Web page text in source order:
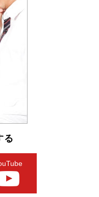
？ 「天
国王の第
新作どち
もランク
る